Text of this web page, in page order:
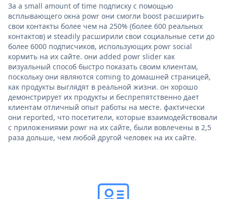
За a small amount of time подписку с помощью
всплывающего окна powr они смогли boost расширить
свои контакты более чем на 250% (более 600 реальных
контактов) и steadily расширили свои социальные сети до
более 6000 подписчиков, использующих powr social
кормить на их сайте. они added powr slider как
визуальный способ быстро показать своим клиентам,
поскольку они являются coming to домашней страницей,
как продукты выглядят в реальной жизни. он хорошо
демонстрирует их продукты и беспрепятственно дает
клиентам отличный опыт работы на месте. фактически
они reported, что посетители, которые взаимодействовали
с приложениями powr на их сайте, были вовлечены в 2,5
раза дольше, чем любой другой человек на их сайте.